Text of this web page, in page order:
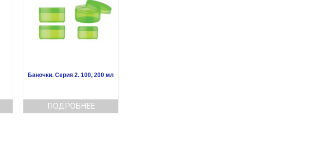
Баночки. Серия 2. 100, 200 мл
ПОДРОБНЕЕ